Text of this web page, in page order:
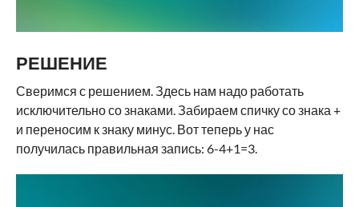
РЕШЕНИЕ
Сверимся с решением. Здесь нам надо работать
исключительно со знаками. Забираем спичку со знака +
и переносим к знаку минус. Вот теперь у нас
получилась правильная запись: 6-4+1=3.